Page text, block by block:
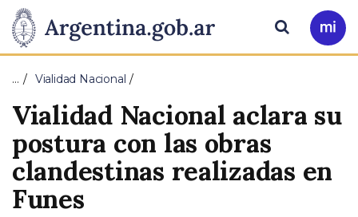
Presidencia
de
la
Nación
Pasar al contenido principal
Ir
a
Buscar
… Vialidad Nacional
Vialidad Nacional aclara su
postura con las obras
clandestinas realizadas en
Funes